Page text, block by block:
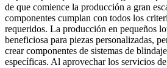
de que comience la producción a gran
componentes cumplan con todos los
requeridos. La producción en pequeños
beneficiosa para piezas personalizadas,
crear componentes de sistemas de
específicas. Al aprovechar los servicios